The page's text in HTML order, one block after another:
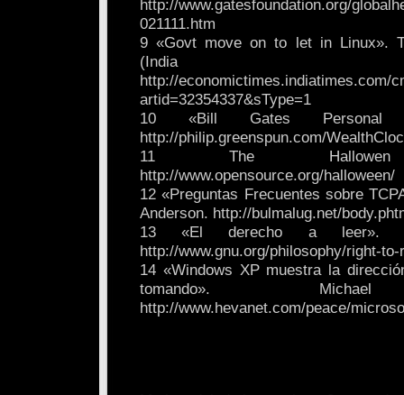
http://www.gatesfoundation.org/
021111.htm
9 «Govt move on to let in Linux».
(India
http://economictimes.indiatimes.com/
artid=32354337&sType=1
10 «Bill Gates Personal
http://philip.greenspun.com/
11 The Hallowen
http://www.opensource.org/halloween/
12 «Preguntas Frecuentes sobre
Anderson. http://bulmalug.net/
13 «El derecho a leer».
http://www.gnu.org/philosophy/right-
14 «Windows XP muestra la
tomando».
http://www.hevanet.com/peace/